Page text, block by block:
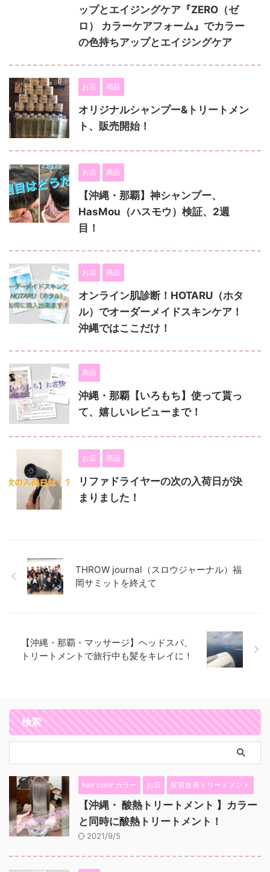
ップとエイジングケア『ZERO（ゼ
ロ） カラーケアフォーム』でカラー
の色持ちアップとエイジングケア
お店 商品
オリジナルシャンプー&トリートメン
ト、販売開始！
お店 商品
【沖縄・那覇】神シャンプー、
HasMou（ハスモウ）検証、2週
目！
お店 商品
オンライン肌診断！HOTARU（ホタ
ル）でオーダーメイドスキンケア！
沖縄ではここだけ！
商品
沖縄・那覇【いろもち】使って貰っ
て、嬉しいレビューまで！
お店 商品
リファドライヤーの次の入荷日が決
まりました！
THROW journal（スロウジャーナル）福
岡サミットを終えて
【沖縄・那覇・マッサージ】ヘッドスパ、
トリートメントで旅行中も髪をキレイに！
検索
hair color カラー お店 髪質改善トリートメント
【沖縄・ 酸熱トリートメント 】カラー
と同時に酸熱トリートメント！
2021/9/5